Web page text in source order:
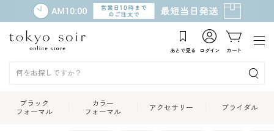
あとで見る ログイン カート
ブラック
フォーマル
カラー
フォーマル
アクセサリー ブライダル